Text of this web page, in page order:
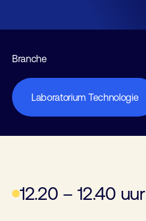
Branche
Laboratorium Technologie
12.20 – 12.40 uur